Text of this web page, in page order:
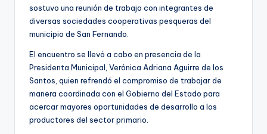
sostuvo una reunión de trabajo con integrantes de
diversas sociedades cooperativas pesqueras del
municipio de San Fernando.
El encuentro se llevó a cabo en presencia de la
Presidenta Municipal, Verónica Adriana Aguirre de los
Santos, quien refrendó el compromiso de trabajar de
manera coordinada con el Gobierno del Estado para
acercar mayores oportunidades de desarrollo a los
productores del sector primario.